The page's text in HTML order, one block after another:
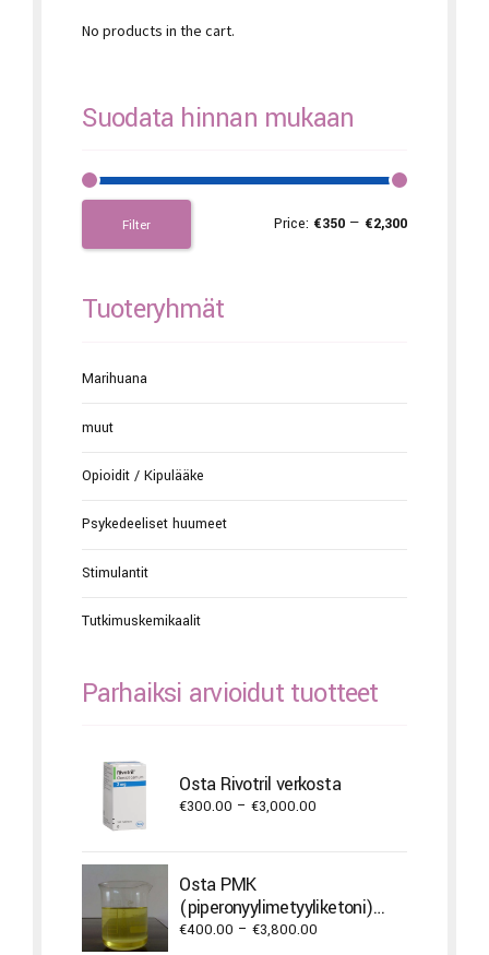
No products in the cart.
Suodata hinnan mukaan
Filter Price: €350 — €2,300
Tuoteryhmät
Marihuana
muut
Opioidit / Kipulääke
Psykedeeliset huumeet
Stimulantit
Tutkimuskemikaalit
Parhaiksi arvioidut tuotteet
Osta Rivotril verkosta
€300.00 – €3,000.00
€3,000.00
Osta PMK
(piperonyylimetyyliketoni)
öljyä
€400.00 – €3,800.00